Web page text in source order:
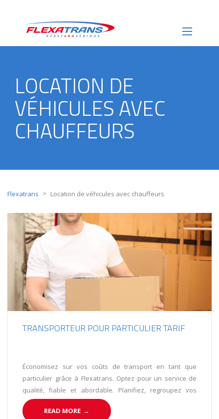
LOCATION DE
VÉHICULES AVEC
CHAUFFEURS
Flexatrans > Location de véhicules avec chauffeurs
TRANSPORTEUR POUR PARTICULIER TARIF
Économisez sur vos coûts de transport en tant que
particulier grâce à Flexatrans. Optez pour un service de
qualité, fiable et abordable. Planifiez, regroupez vos
envois et bénéficiez de tarifs compétitifs. Choisissez
Flexatrans, votre partenaire de confiance pour le
READ MORE →